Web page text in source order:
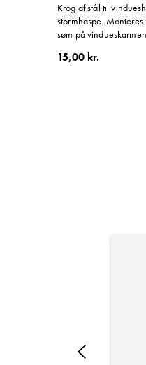
Krog af stål til
stormhaspe.
søm på
15,00 kr.